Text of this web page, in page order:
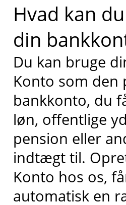
Hvad kan
din
Du kan bruge
Konto som
bankkonto, du
løn, offentlige
pension eller
indtægt til.
Konto hos os,
automatisk en